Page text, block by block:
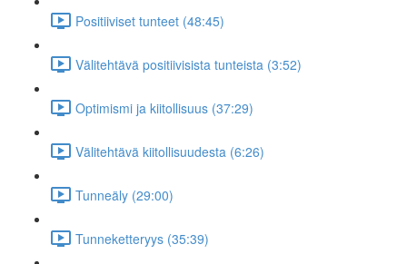
Positiiviset tunteet (48:45)
Välitehtävä positiivisista tunteista (3:52)
Optimismi ja kiitollisuus (37:29)
Välitehtävä kiitollisuudesta (6:26)
Tunneäly (29:00)
Tunneketteryys (35:39)